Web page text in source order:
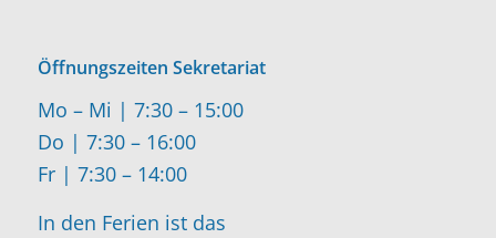
Öffnungszeiten Sekretariat
Mo – Mi | 7:30 – 15:00
Do | 7:30 – 16:00
Fr | 7:30 – 14:00
In den Ferien ist das